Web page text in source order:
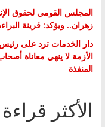
المجلس القومي لحقوق
زهران.. ويؤكد: قرينة
دار الخدمات ترد على رئيس
الأزمة لا ينهي معاناة
المنفذة
الأكثر قراءة